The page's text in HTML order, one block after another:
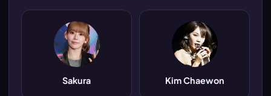
Sakura Kim Chaewon